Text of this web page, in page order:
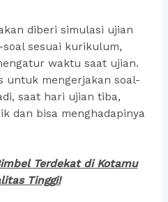
diberi simulasi ujian
sesuai kurikulum,
waktu saat ujian.
untuk mengerjakan soal-
saat hari ujian tiba,
dan bisa menghadapinya
Terdekat di Kotamu
Tinggi!